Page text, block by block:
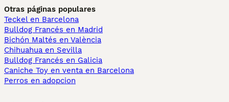
Otras páginas populares
Teckel en Barcelona
Bulldog Francés en Madrid
Bichón Maltés en València
Chihuahua en Sevilla
Bulldog Francés en Galicia
Caniche Toy en venta en Barcelona
Perros en adopcion